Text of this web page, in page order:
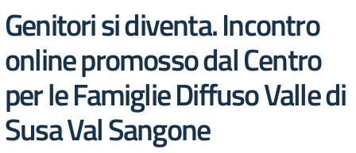
Genitori si diventa. Incontro
online promosso dal Centro
per le Famiglie Diffuso Valle di
Susa Val Sangone